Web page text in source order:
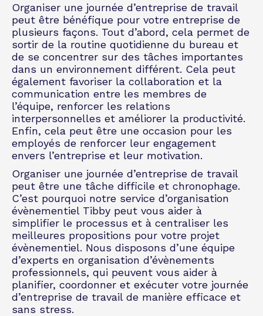
Organiser une journée d’entreprise de travail
peut être bénéfique pour votre entreprise de
plusieurs façons. Tout d’abord, cela permet de
sortir de la routine quotidienne du bureau et
de se concentrer sur des tâches importantes
dans un environnement différent. Cela peut
également favoriser la collaboration et la
communication entre les membres de
l’équipe, renforcer les relations
interpersonnelles et améliorer la productivité.
Enfin, cela peut être une occasion pour les
employés de renforcer leur engagement
envers l’entreprise et leur motivation.
Organiser une journée d’entreprise de travail
peut être une tâche difficile et chronophage.
C’est pourquoi notre service d’organisation
évènementiel Tibby peut vous aider à
simplifier le processus et à centraliser les
meilleures propositions pour votre projet
évènementiel. Nous disposons d’une équipe
d’experts en organisation d’évènements
professionnels, qui peuvent vous aider à
planifier, coordonner et exécuter votre journée
d’entreprise de travail de manière efficace et
sans stress.